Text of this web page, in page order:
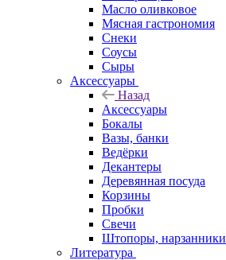
Масло оливковое
Мясная гастрономия
Снеки
Соусы
Сыры
Аксессуары
Назад
Аксессуары
Бокалы
Вазы, банки
Ведёрки
Декантеры
Деревянная посуда
Корзины
Пробки
Свечи
Штопоры, нарзанники
Литература